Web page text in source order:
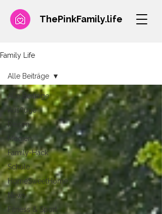
ThePinkFamily.life
Family Life
Alle Beiträge
Ausflüge
Reisen
Medien
Family-Hack
Schule
HomeSweetHome
News
Fitness & Sport
Alle Beiträge